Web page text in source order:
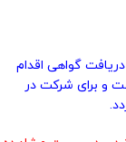
گواهی اقدام
و برای شرکت در